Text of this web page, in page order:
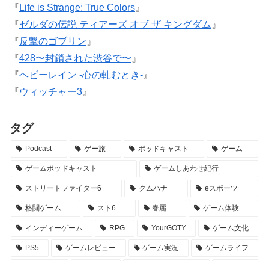
『 Life is Strange: True Colors 』
『ゼルダの伝説 ティアーズ オブ ザ キングダム 』
『反撃のゴブリン 』
『428〜封鎖された渋谷で〜 』
『ヘビーレイン -心の軋むとき- 』
『ウィッチャー3 』
タグ
Podcast ゲー旅 ポッドキャスト ゲーム
ゲームポッドキャスト ゲームしあわせ紀行
ストリートファイター6 クムハナ eスポーツ
格闘ゲーム スト6 春麗 ゲーム体験
インディーゲーム RPG YourGOTY ゲーム文化
PS5 ゲームレビュー ゲーム実況 ゲームライフ